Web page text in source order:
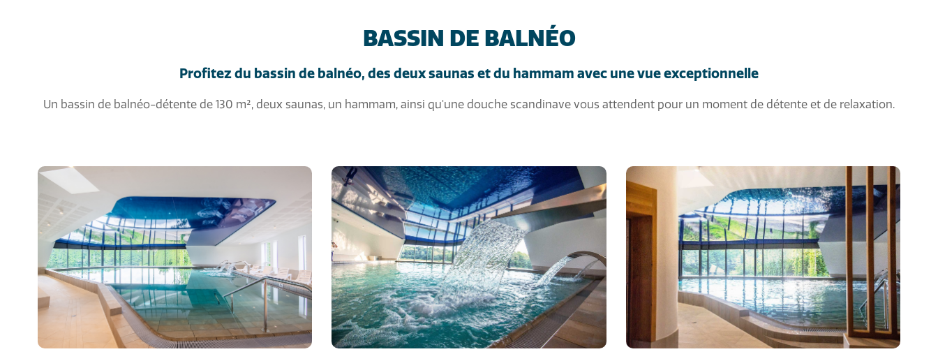
BASSIN DE BALNÉO
Profitez du bassin de balnéo, des deux saunas et du hammam avec une vue exceptionnelle
Un bassin de balnéo-détente de 130 m², deux saunas, un hammam, ainsi qu'une douche scandinave vous attendent pour un moment de détente et de relaxation.